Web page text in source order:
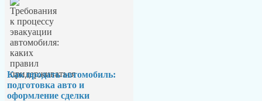
Как продать автомобиль:
подготовка авто и
оформление сделки